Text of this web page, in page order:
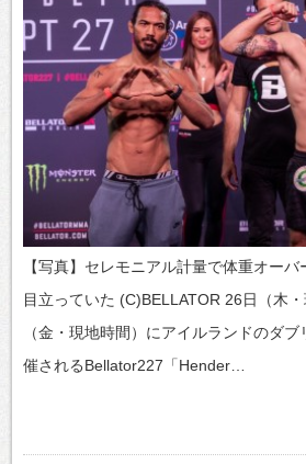
【写真】セレモニアル計量で体重オー
目立っていた (C)BELLATOR 26日（木
（金・現地時間）にアイルランドのダ
催されるBellator227「Hender…